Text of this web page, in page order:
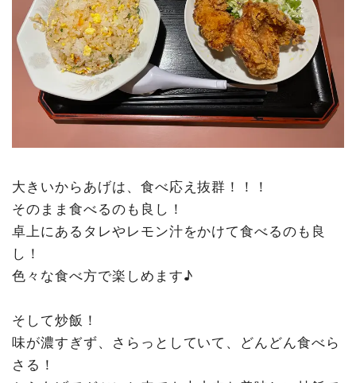
大きいからあげは、食べ応え抜群！！！
そのまま食べるのも良し！
卓上にあるタレやレモン汁をかけて食べるのも良
し！
色々な食べ方で楽しめます♪
そして炒飯！
味が濃すぎず、さらっとしていて、どんどん食べら
さる！